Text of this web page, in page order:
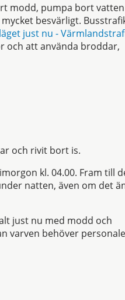
modd, pumpa bort vatten
besvärligt.
just nu -
och att använda broddar,
och rivit bort is.
kl. 04.00. Fram till
natten, även om det
just nu med modd och
varven behöver